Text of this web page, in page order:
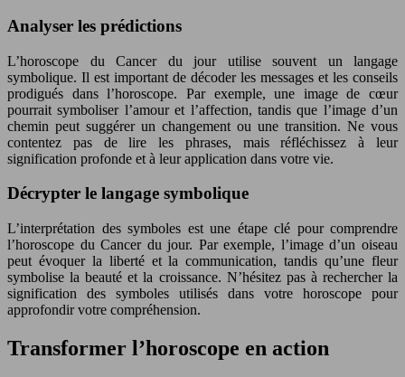
Analyser les prédictions
L’horoscope du Cancer du jour utilise souvent un langage
symbolique. Il est important de décoder les messages et les conseils
prodigués dans l’horoscope. Par exemple, une image de cœur
pourrait symboliser l’amour et l’affection, tandis que l’image d’un
chemin peut suggérer un changement ou une transition. Ne vous
contentez pas de lire les phrases, mais réfléchissez à leur
signification profonde et à leur application dans votre vie.
Décrypter le langage symbolique
L’interprétation des symboles est une étape clé pour comprendre
l’horoscope du Cancer du jour. Par exemple, l’image d’un oiseau
peut évoquer la liberté et la communication, tandis qu’une fleur
symbolise la beauté et la croissance. N’hésitez pas à rechercher la
signification des symboles utilisés dans votre horoscope pour
approfondir votre compréhension.
Transformer l’horoscope en action